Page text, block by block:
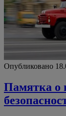
Опубликовано
Памятка о